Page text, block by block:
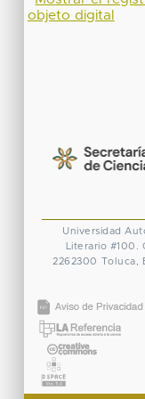
objeto digital
Universidad
Literario #100.
2262300
Toluca,